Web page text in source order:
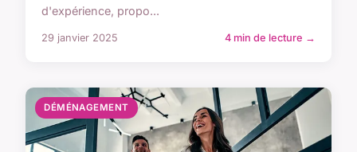
d'expérience, propo...
29 janvier 2025 4 min de lecture →
DÉMÉNAGEMENT